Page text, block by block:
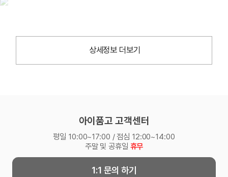
상세정보 더보기
아이품고 고객센터
평일 10:00~17:00 / 점심 12:00~14:00
주말 및 공휴일 휴무
1:1 문의 하기